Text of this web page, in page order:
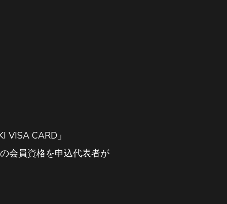
CARD」
会員資格を申込代表者が